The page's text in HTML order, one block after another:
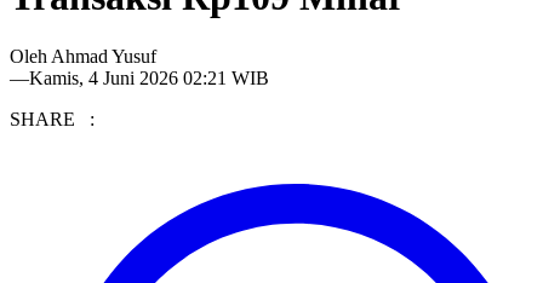
Oleh Ahmad Yusuf
—Kamis, 4 Juni 2026 02:21 WIB
SHARE :